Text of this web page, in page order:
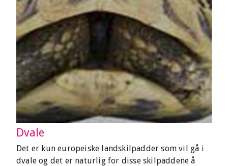
Dvale
Det er kun europeiske landskilpadder som vil gå i
dvale og det er naturlig for disse skilpaddene å